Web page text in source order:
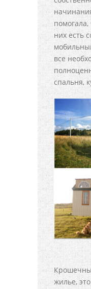
помогала,
них есть
все
спальня,
жилье,